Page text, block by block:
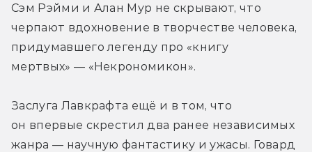
Сэм Рэйми и Алан Мур не скрывают, что
черпают вдохновение в творчестве человека,
придумавшего легенду про «книгу
мертвых» — «Некрономикон».
Заслуга Лавкрафта ещё и в том, что
он впервые скрестил два ранее независимых
жанра — научную фантастику и ужасы. Говард